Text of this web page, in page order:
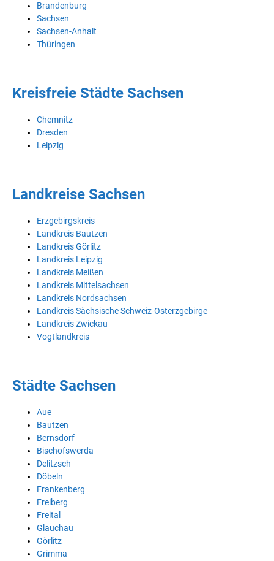
Brandenburg
Sachsen
Sachsen-Anhalt
Thüringen
Kreisfreie Städte Sachsen
Chemnitz
Dresden
Leipzig
Landkreise Sachsen
Erzgebirgskreis
Landkreis Bautzen
Landkreis Görlitz
Landkreis Leipzig
Landkreis Meißen
Landkreis Mittelsachsen
Landkreis Nordsachsen
Landkreis Sächsische Schweiz-Osterzgebirge
Landkreis Zwickau
Vogtlandkreis
Städte Sachsen
Aue
Bautzen
Bernsdorf
Bischofswerda
Delitzsch
Döbeln
Frankenberg
Freiberg
Freital
Glauchau
Görlitz
Grimma